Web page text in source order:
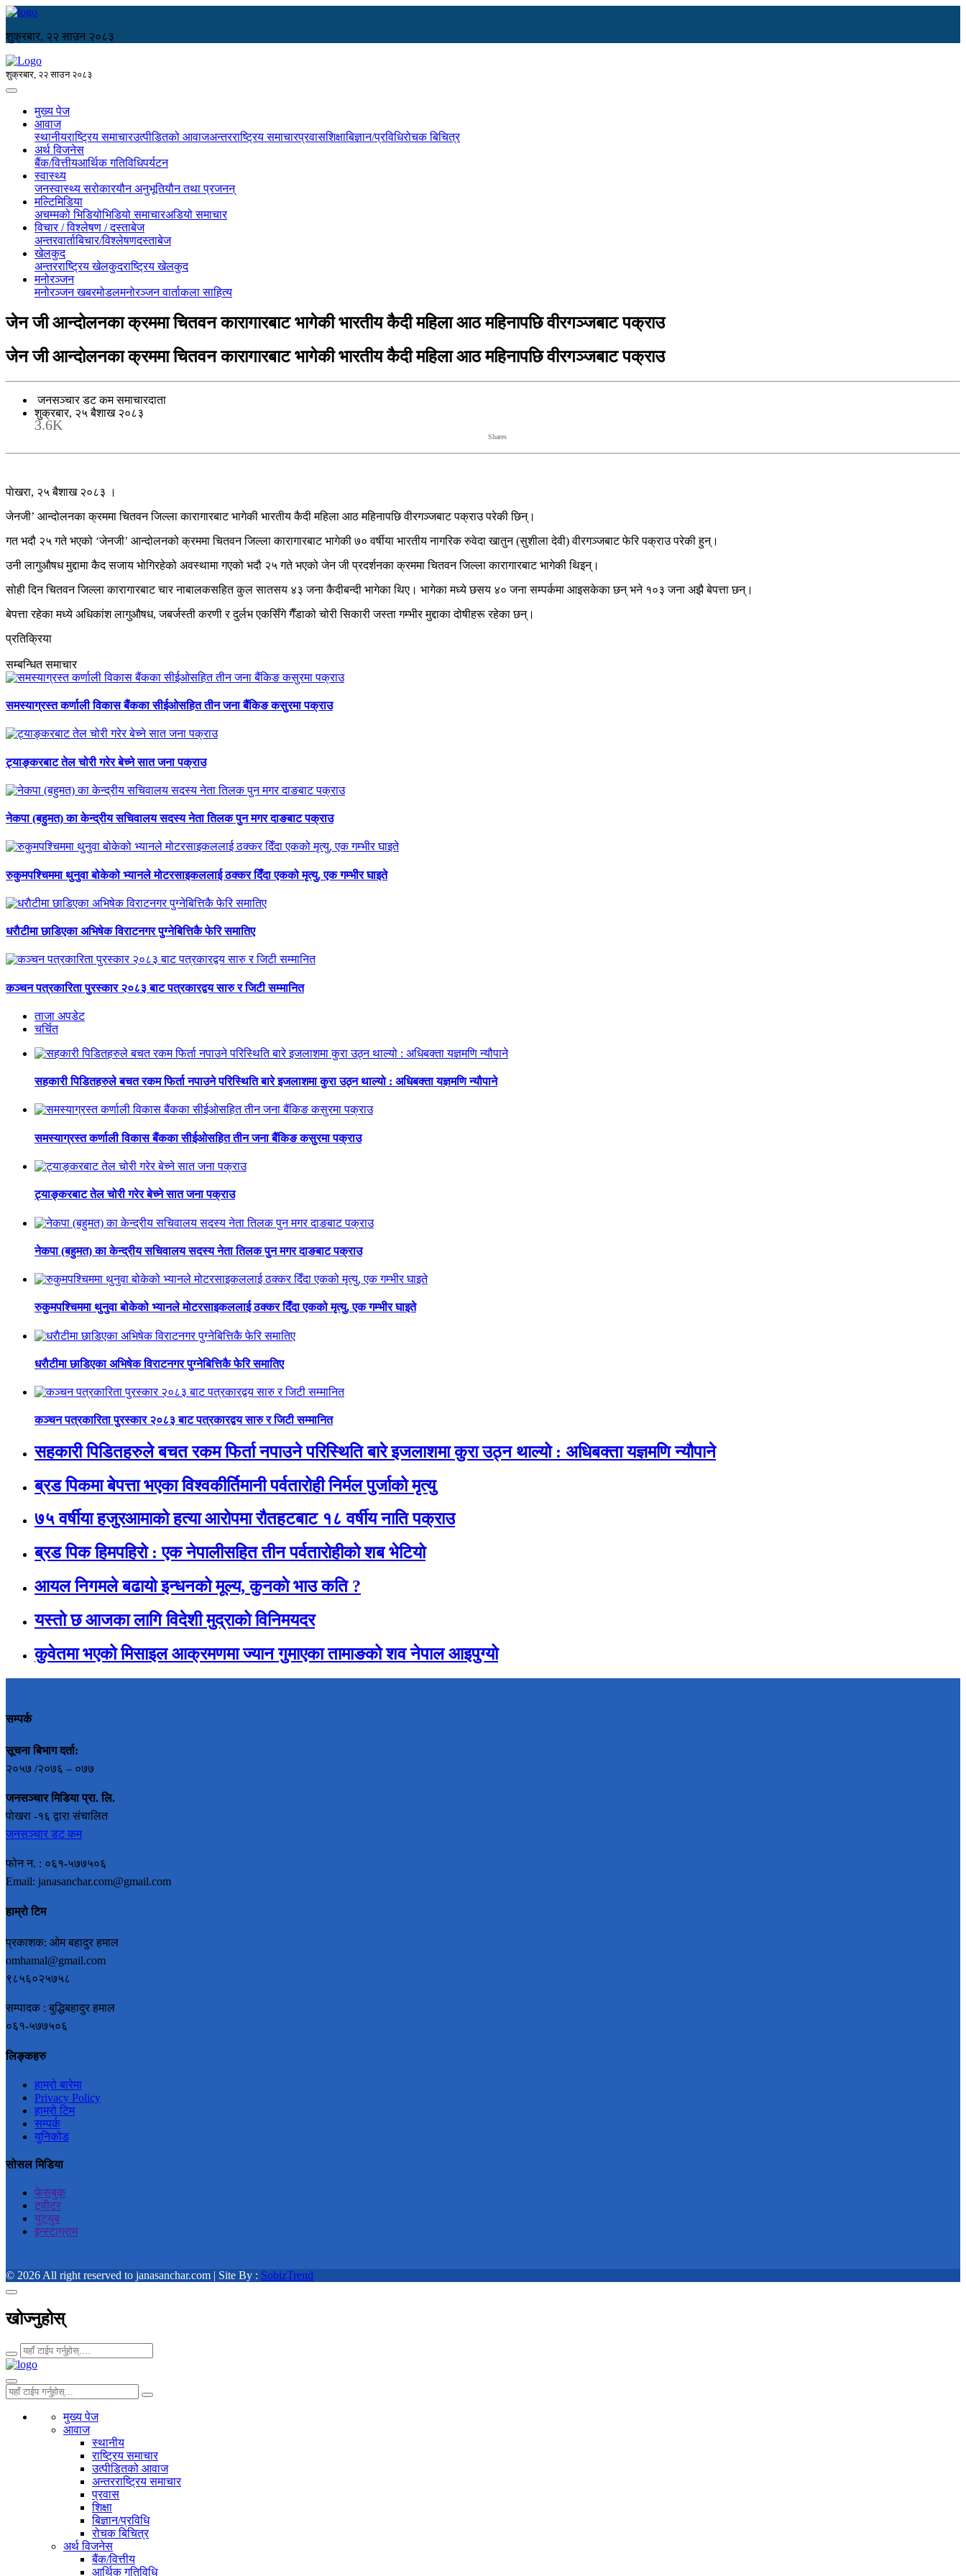
शुक्रबार, २२ साउन २०८३
शुक्रबार, २२ साउन २०८३
मुख्य पेज
आवाज
स्थानीयराष्ट्रिय समाचारउत्पीडितको आवाजअन्तरराष्ट्रिय समाचारप्रवासशिक्षाबिज्ञान/प्रविधिरोचक बिचित्र
अर्थ विजनेस
बैंक/वित्तीयआर्थिक गतिविधिपर्यटन
स्वास्थ्य
जनस्वास्थ्य सरोकारयौन अनुभूतियौन तथा प्रजनन्
मल्टिमिडिया
अचम्मको भिडियोभिडियो समाचारअडियो समाचार
विचार / विश्लेषण / दस्ताबेज
अन्तरवार्ताबिचार/विश्लेषणदस्ताबेज
खेलकुद
अन्तरराष्ट्रिय खेलकुदराष्ट्रिय खेलकुद
मनोरञ्जन
मनोरञ्जन खबरमोडलमनोरञ्जन वार्ताकला साहित्य
जेन जी आन्दोलनका क्रममा चितवन कारागारबाट भागेकी भारतीय कैदी महिला आठ महिनापछि वीरगञ्जबाट पक्राउ
जेन जी आन्दोलनका क्रममा चितवन कारागारबाट भागेकी भारतीय कैदी महिला आठ महिनापछि वीरगञ्जबाट पक्राउ
जनसञ्चार डट कम समाचारदाता
शुक्रबार, २५ बैशाख २०८३
3.6K
Shares
पाेखरा, २५ बैशाख २०८३ ।
जेनजी’ आन्दोलनका क्रममा चितवन जिल्ला कारागारबाट भागेकी भारतीय कैदी महिला आठ महिनापछि वीरगञ्जबाट पक्राउ परेकी छिन्।
गत भदौ २५ गते भएको ‘जेनजी’ आन्दोलनको क्रममा चितवन जिल्ला कारागारबाट भागेकी ७० वर्षीया भारतीय नागरिक रुवेदा खातुन (सुशीला देवी) वीरगञ्जबाट फेरि पक्राउ परेकी हुन्।
उनी लागुऔषध मुद्दामा कैद सजाय भोगिरहेको अवस्थामा गएको भदौ २५ गते भएको जेन जी प्रदर्शनका क्रममा चितवन जिल्ला कारागारबाट भागेकी थिइन्।
सोही दिन चितवन जिल्ला कारागारबाट चार नाबालकसहित कुल सातसय ४३ जना कैदीबन्दी भागेका थिए। भागेका मध्ये छसय ४० जना सम्पर्कमा आइसकेका छन् भने १०३ जना अझै बेपत्ता छन्।
बेपत्ता रहेका मध्ये अधिकांश लागुऔषध, जबर्जस्ती करणी र दुर्लभ एकसिँगे गैँडाको चोरी सिकारी जस्ता गम्भीर मुद्दाका दोषीहरू रहेका छन्।
प्रतिक्रिया
सम्बन्धित समाचार
समस्याग्रस्त कर्णाली विकास बैंकका सीईओसहित तीन जना बैंकिङ कसुरमा पक्राउ
ट्याङ्करबाट तेल चोरी गरेर बेच्ने सात जना पक्राउ
नेकपा (बहुमत) का केन्द्रीय सचिवालय सदस्य नेता तिलक पुन मगर दाङबाट पक्राउ
रुकुमपश्चिममा थुनुवा बोकेको भ्यानले मोटरसाइकललाई ठक्कर दिँदा एकको मृत्यु, एक गम्भीर घाइते
धराैटीमा छाडिएका अभिषेक विराटनगर पुग्नेबित्तिकै फेरि समातिए
कञ्चन पत्रकारिता पुरस्कार २०८३ बाट पत्रकारद्वय सारु र जिटी सम्मानित
ताजा अपडेट
चर्चित
सहकारी पिडितहरुले बचत रकम फिर्ता नपाउने परिस्थिति बारे इजलाशमा कुरा उठ्न थाल्यो : अधिबक्ता यज्ञमणि न्यौपाने
समस्याग्रस्त कर्णाली विकास बैंकका सीईओसहित तीन जना बैंकिङ कसुरमा पक्राउ
ट्याङ्करबाट तेल चोरी गरेर बेच्ने सात जना पक्राउ
नेकपा (बहुमत) का केन्द्रीय सचिवालय सदस्य नेता तिलक पुन मगर दाङबाट पक्राउ
रुकुमपश्चिममा थुनुवा बोकेको भ्यानले मोटरसाइकललाई ठक्कर दिँदा एकको मृत्यु, एक गम्भीर घाइते
धराैटीमा छाडिएका अभिषेक विराटनगर पुग्नेबित्तिकै फेरि समातिए
कञ्चन पत्रकारिता पुरस्कार २०८३ बाट पत्रकारद्वय सारु र जिटी सम्मानित
सहकारी पिडितहरुले बचत रकम फिर्ता नपाउने परिस्थिति बारे इजलाशमा कुरा उठ्न थाल्यो : अधिबक्ता यज्ञमणि न्यौपाने
ब्रड पिकमा बेपत्ता भएका विश्वकीर्तिमानी पर्वतारोही निर्मल पुर्जाको मृत्यु
७५ वर्षीया हजुरआमाको हत्या आरोपमा रौतहटबाट १८ वर्षीय नाति पक्राउ
ब्रड पिक हिमपहिरो : एक नेपालीसहित तीन पर्वतारोहीको शब भेटियो
आयल निगमले बढायो इन्धनको मूल्य, कुनकाे भाउ कति ?
यस्तो छ आजका लागि विदेशी मुद्राको विनिमयदर
कुवेतमा भएको मिसाइल आक्रमणमा ज्यान गुमाएका तामाङको शव नेपाल आइपुग्यो
सम्पर्क
सूचना बिभाग दर्ता:
२०५७ /२०७६ – ०७७
जनसञ्चार मिडिया प्रा. लि.
पोखरा -१६ द्वारा संचालित
जनसञ्चार डट कम
फोन न. : ०६१-५७७५०६
Email: janasanchar.com@gmail.com
हाम्रो टिम
प्रकाशक: ओम बहादुर हमाल
omhamal@gmail.com
९८५६०२५७५८
सम्पादक : बुद्धिबहादुर हमाल
०६१-५७७५०६
लिङ्कहरु
हाम्रो बारेमा
Privacy Policy
हाम्रो टिम
सम्पर्क
युनिकोड
सोसल मिडिया
फेसबुक
ट्वीटर
युट्युब
इन्स्टाग्राम
© 2026 All right reserved to janasanchar.com | Site By : SobizTrend
खोज्नुहोस्
मुख्य पेज
आवाज
स्थानीय
राष्ट्रिय समाचार
उत्पीडितको आवाज
अन्तरराष्ट्रिय समाचार
प्रवास
शिक्षा
बिज्ञान/प्रविधि
रोचक बिचित्र
अर्थ विजनेस
बैंक/वित्तीय
आर्थिक गतिविधि